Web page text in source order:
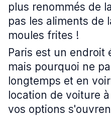
plus renommés de
pas les aliments de
moules frites !
Paris est un endroit
mais pourquoi ne
longtemps et en
location de voiture
vos options